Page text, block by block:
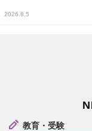
2026.8.5
教育・受験